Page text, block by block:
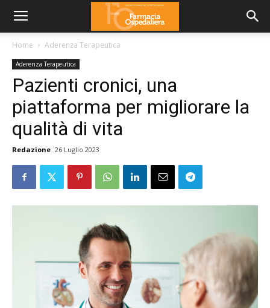
Home Aderenza Terapeutica
Aderenza Terapeutica
Pazienti cronici, una
piattaforma per migliorare la
qualità di vita
Redazione 26 Luglio 2023